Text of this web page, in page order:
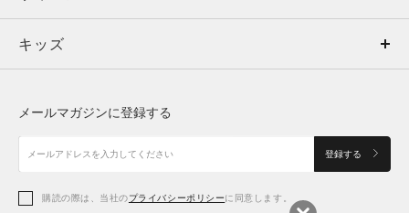
キッズ
アクセサリー
ボトムス
アクセサリー
トップス
シューズ
アクセサリー
キッズ
シューズ
メールマガジンに登録する
登録する
購読の際は、当社のプライバシーポリシーに同意します。